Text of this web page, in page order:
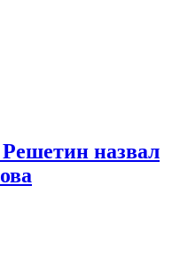
назвал